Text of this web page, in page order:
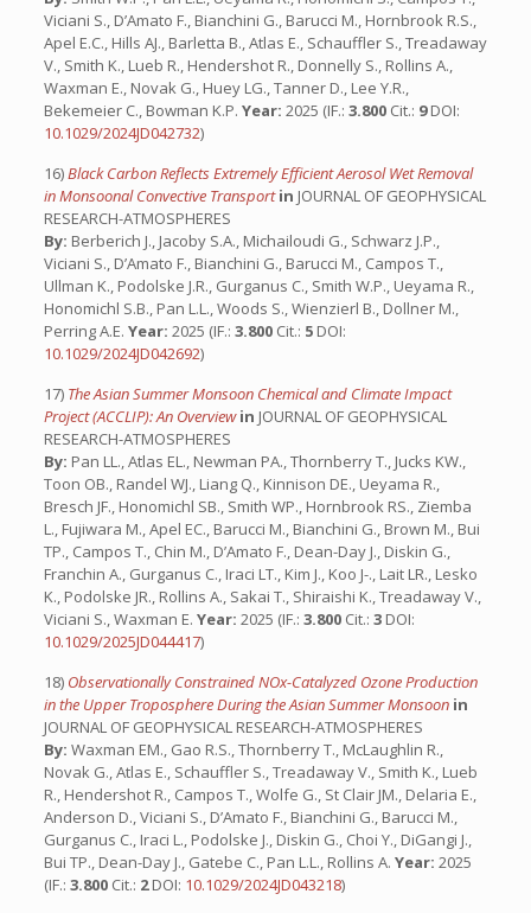
Viciani S., D’Amato F., Bianchini G., Barucci M., Hornbrook R.S.,
Apel E.C., Hills AJ., Barletta B., Atlas E., Schauffler S., Treadaway
V., Smith K., Lueb R., Hendershot R., Donnelly S., Rollins A.,
Waxman E., Novak G., Huey LG., Tanner D., Lee Y.R.,
Bekemeier C., Bowman K.P. Year: 2025 (IF.: 3.800 Cit.: 9DOI:
10.1029/2024JD042732)
16)Black Carbon Reflects Extremely Efficient Aerosol Wet Removal
in Monsoonal Convective Transportin JOURNAL OF GEOPHYSICAL
RESEARCH-ATMOSPHERES
By: Berberich J., Jacoby S.A., Michailoudi G., Schwarz J.P.,
Viciani S., D’Amato F., Bianchini G., Barucci M., Campos T.,
Ullman K., Podolske J.R., Gurganus C., Smith W.P., Ueyama R.,
Honomichl S.B., Pan L.L., Woods S., Wienzierl B., Dollner M.,
Perring A.E. Year: 2025 (IF.: 3.800 Cit.: 5 DOI:
10.1029/2024JD042692)
17) The Asian Summer Monsoon Chemical and Climate Impact
Project (ACCLIP): An Overviewin JOURNAL OF GEOPHYSICAL
RESEARCH-ATMOSPHERES
By: Pan LL., Atlas EL., Newman PA., Thornberry T., Jucks KW.,
Toon OB., Randel WJ., Liang Q., Kinnison DE., Ueyama R.,
Bresch JF., Honomichl SB., Smith WP., Hornbrook RS., Ziemba
L., Fujiwara M., Apel EC., Barucci M., Bianchini G., Brown M., Bui
TP., Campos T., Chin M., D’Amato F., Dean-Day J., Diskin G.,
Franchin A., Gurganus C., Iraci LT., Kim J., Koo J-., Lait LR., Lesko
K., Podolske JR., Rollins A., Sakai T., Shiraishi K., Treadaway V.,
Viciani S., Waxman E. Year: 2025 (IF.: 3.800 Cit.: 3 DOI:
10.1029/2025JD044417)
18) Observationally Constrained NOx-Catalyzed Ozone Production
in the Upper Troposphere During the Asian Summer Monsoon in
JOURNAL OF GEOPHYSICAL RESEARCH-ATMOSPHERES
By: Waxman EM., Gao R.S., Thornberry T., McLaughlin R.,
Novak G., Atlas E., Schauffler S., Treadaway V., Smith K., Lueb
R., Hendershot R., Campos T., Wolfe G., St Clair JM., Delaria E.,
Anderson D., Viciani S., D’Amato F., Bianchini G., Barucci M.,
Gurganus C., Iraci L., Podolske J., Diskin G., Choi Y., DiGangi J.,
Bui TP., Dean-Day J., Gatebe C., Pan L.L., Rollins A. Year: 2025
(IF.: 3.800 Cit.: 2DOI: 10.1029/2024JD043218)